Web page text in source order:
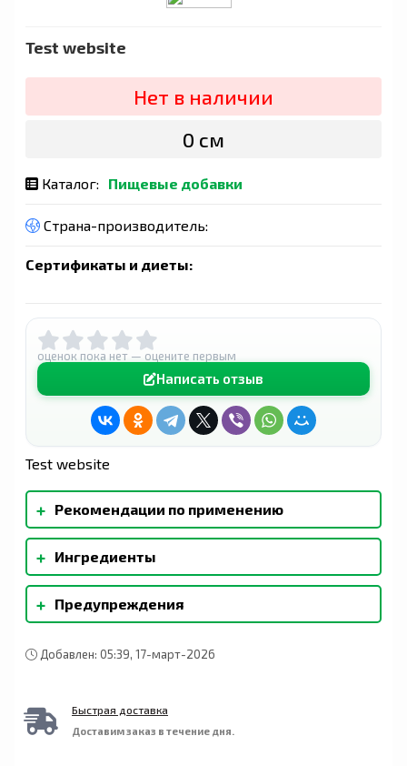
Test website
Нет в наличии
0 сӯм
Каталог: Пищевые добавки
Страна-производитель:
Сертификаты и диеты:
оценок пока нет — оцените первым
Написать отзыв
Test website
+ Рекомендации по применению
+ Ингредиенты
+ Предупреждения
Добавлен: 05:39, 17-март-2026
Быстрая доставка
Доставим заказ в течение дня.